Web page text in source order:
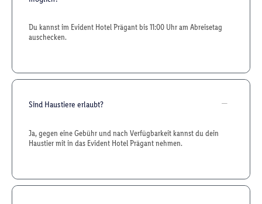
Du kannst im Evident Hotel Prägant bis 11:00 Uhr am Abreisetag
auschecken.
Sind Haustiere erlaubt?
Ja, gegen eine Gebühr und nach Verfügbarkeit kannst du dein
Haustier mit in das Evident Hotel Prägant nehmen.